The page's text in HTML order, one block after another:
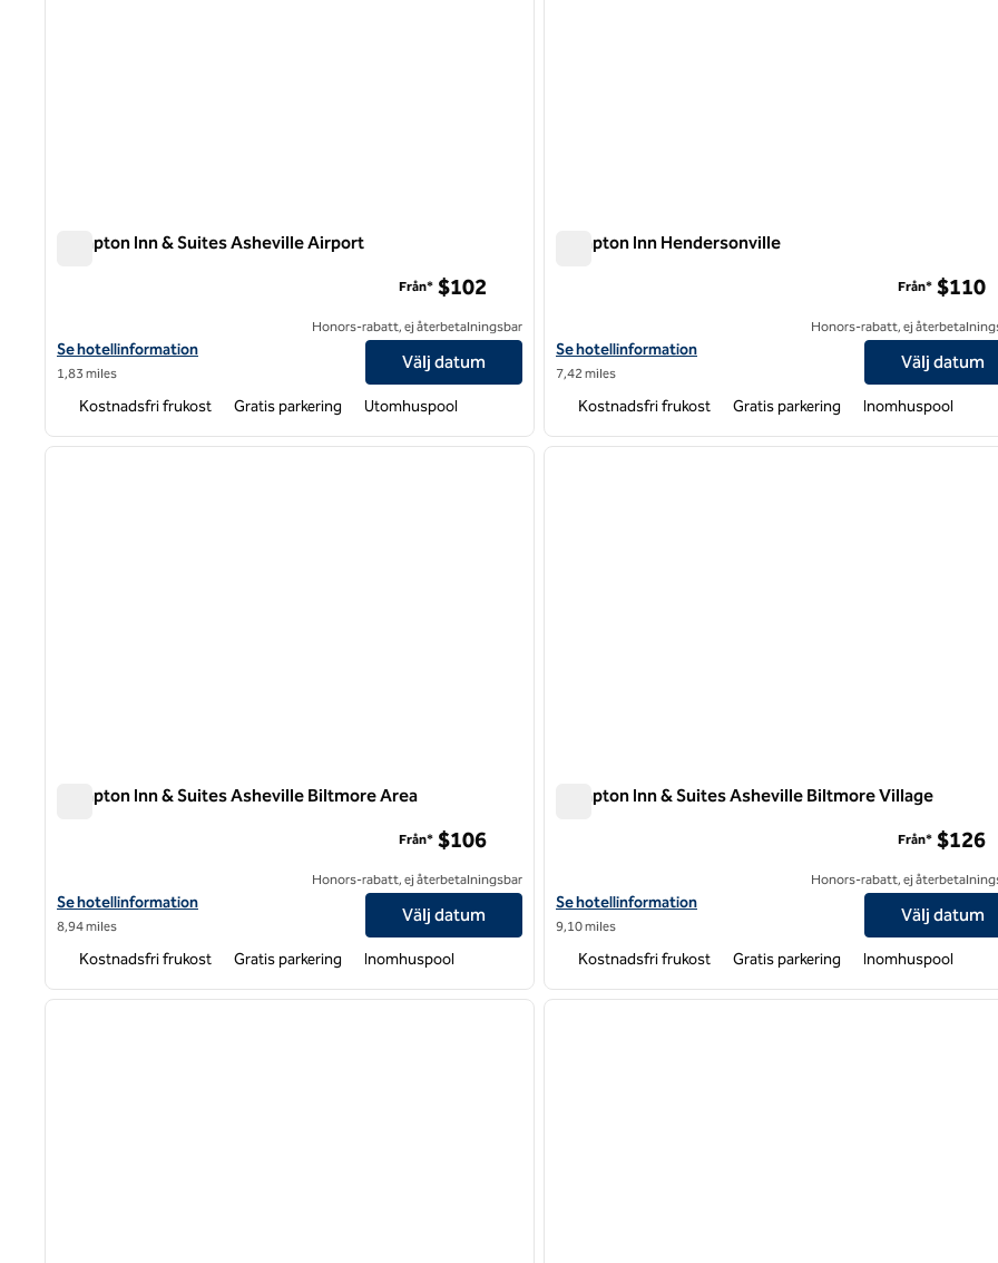
Hampton Inn & Suites Asheville Airport
Visa hotelluppgifter för Hampton Inn & Suites Asheville Airport
Se hotellinformation
1,83 miles
Från* $102
Honors-rabatt, ej återbetalningsbar
Välj datum
Kostnadsfri frukost Gratis parkering Utomhuspool
Hampton Inn Hendersonville
Visa hotelldetaljer för Hampton Inn Hendersonville
Se hotellinformation
7,42 miles
Från* $110
Honors-rabatt, ej
Välj datum
Kostnadsfri frukost Gratis parkering Inomhuspool
1 av 12
nästa bild
Hampton Inn & Suites Asheville Biltmore Area
Visa hotelluppgifter för Hampton Inn & Suites Asheville Biltmore Area
Se hotellinformation
8,94 miles
Från* $106
Honors-rabatt, ej återbetalningsbar
Välj datum
Kostnadsfri frukost Gratis parkering Inomhuspool
1 av 12
Hampton Inn & Suites Asheville Biltmore Village
Visa hotelluppgifter för Hampton Inn & Suites Asheville Biltmore
Se hotellinformation
9,10 miles
Från* $126
Honors-rabatt, ej
Välj datum
Kostnadsfri frukost Gratis parkering Inomhuspool
1 av 12
nästa bild1 av 12